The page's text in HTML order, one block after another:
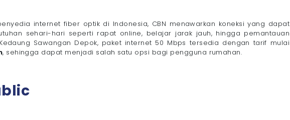
internet fiber optik di Indonesia, CBN menawarkan koneksi yang dapat
sehari-hari seperti rapat online, belajar jarak jauh, hingga pemantauan
Kedaung Sawangan Depok, paket internet 50 Mbps tersedia dengan tarif mulai
, sehingga dapat menjadi salah satu opsi bagi pengguna rumahan.